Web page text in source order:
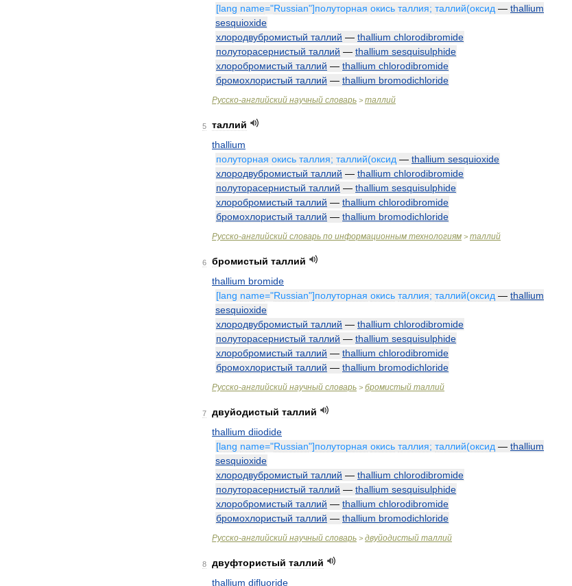
[lang name="Russian"]полуторная окись таллия; таллий(оксид — thallium
sesquioxide
хлородвубромистый таллий — thallium chlorodibromide
полуторасернистый таллий — thallium sesquisulphide
хлоробромистый таллий — thallium chlorodibromide
бромохлористый таллий — thallium bromodichloride
Русско-английский научный словарь > таллий
5
таллий
thallium
полуторная окись таллия; таллий(оксид — thallium sesquioxide
хлородвубромистый таллий — thallium chlorodibromide
полуторасернистый таллий — thallium sesquisulphide
хлоробромистый таллий — thallium chlorodibromide
бромохлористый таллий — thallium bromodichloride
Русско-английский словарь по информационным технологиям > таллий
6 бромистый таллий
thallium bromide
[lang name="Russian"]полуторная окись таллия; таллий(оксид — thallium
sesquioxide
хлородвубромистый таллий — thallium chlorodibromide
полуторасернистый таллий — thallium sesquisulphide
хлоробромистый таллий — thallium chlorodibromide
бромохлористый таллий — thallium bromodichloride
Русско-английский научный словарь > бромистый таллий
7 двуйодистый таллий
thallium diiodide
[lang name="Russian"]полуторная окись таллия; таллий(оксид — thallium
sesquioxide
хлородвубромистый таллий — thallium chlorodibromide
полуторасернистый таллий — thallium sesquisulphide
хлоробромистый таллий — thallium chlorodibromide
бромохлористый таллий — thallium bromodichloride
Русско-английский научный словарь > двуйодистый таллий
8 двуфтористый таллий
thallium difluoride